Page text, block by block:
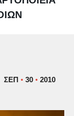
ΣΕΠ 30 2010